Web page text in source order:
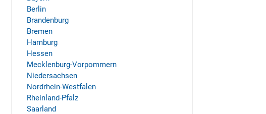
Berlin
Brandenburg
Bremen
Hamburg
Hessen
Mecklenburg-Vorpommern
Niedersachsen
Nordrhein-Westfalen
Rheinland-Pfalz
Saarland